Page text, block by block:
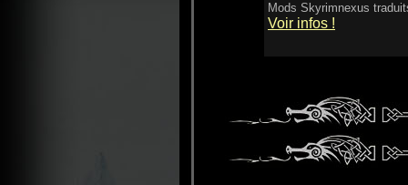
Mods Skyrimnexus
Voir infos !